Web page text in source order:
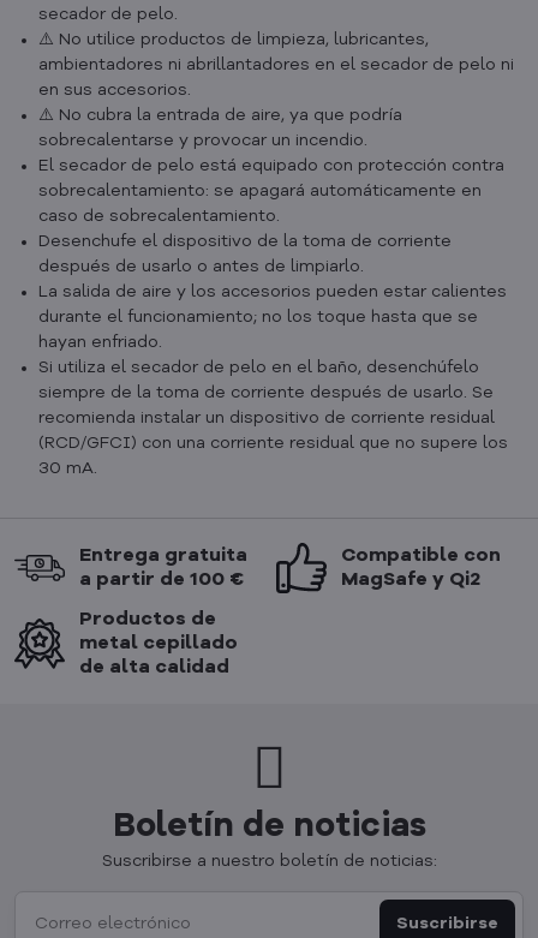
secador de pelo.
⚠️ No utilice productos de limpieza, lubricantes,
ambientadores ni abrillantadores en el secador de pelo ni
en sus accesorios.
⚠️ No cubra la entrada de aire, ya que podría
sobrecalentarse y provocar un incendio.
El secador de pelo está equipado con protección contra
sobrecalentamiento: se apagará automáticamente en
caso de sobrecalentamiento.
Desenchufe el dispositivo de la toma de corriente
después de usarlo o antes de limpiarlo.
La salida de aire y los accesorios pueden estar calientes
durante el funcionamiento; no los toque hasta que se
hayan enfriado.
Si utiliza el secador de pelo en el baño, desenchúfelo
siempre de la toma de corriente después de usarlo. Se
recomienda instalar un dispositivo de corriente residual
(RCD/GFCI) con una corriente residual que no supere los
30 mA.
Entrega gratuita
a partir de 100 €
Compatible con
MagSafe y Qi2
Productos de
metal cepillado
de alta calidad
Boletín de noticias
Suscribirse a nuestro boletín de noticias:
Suscribirse